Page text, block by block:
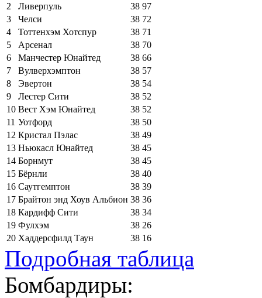
2
Ливерпуль 38 97
3
Челси 38 72
4
Тоттенхэм Хотспур 38 71
5
Арсенал 38 70
6
Манчестер Юнайтед 38 66
7
Вулверхэмптон 38 57
8
Эвертон 38 54
9
Лестер Сити 38 52
10 Вест Хэм Юнайтед 38 52
11 Уотфорд 38 50
12 Кристал Пэлас 38 49
13 Ньюкасл Юнайтед 38 45
14 Борнмут 38 45
15 Бёрнли 38 40
16 Саутгемптон 38 39
17 Брайтон энд Хоув Альбион 38 36
18 Кардифф Сити 38 34
19 Фулхэм 38 26
20 Хаддерсфилд Таун 38 16
Подробная таблица
Бомбардиры: